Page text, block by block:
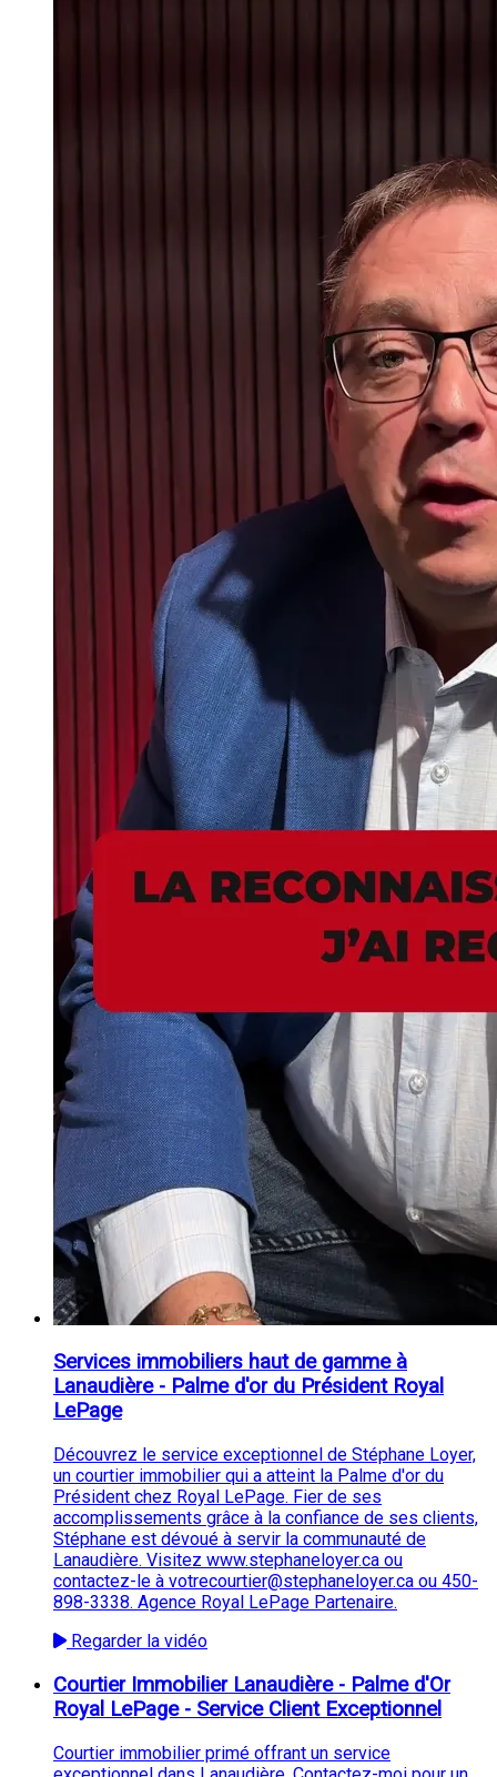
Services immobiliers haut de gamme à
Lanaudière - Palme d'or du Président Royal
LePage
Découvrez le service exceptionnel de Stéphane Loyer,
un courtier immobilier qui a atteint la Palme d'or du
Président chez Royal LePage. Fier de ses
accomplissements grâce à la confiance de ses clients,
Stéphane est dévoué à servir la communauté de
Lanaudière. Visitez www.stephaneloyer.ca ou
contactez-le à votrecourtier@stephaneloyer.ca ou 450-
898-3338. Agence Royal LePage Partenaire.
Regarder la vidéo
Courtier Immobilier Lanaudière - Palme d'Or
Royal LePage - Service Client Exceptionnel
Courtier immobilier primé offrant un service